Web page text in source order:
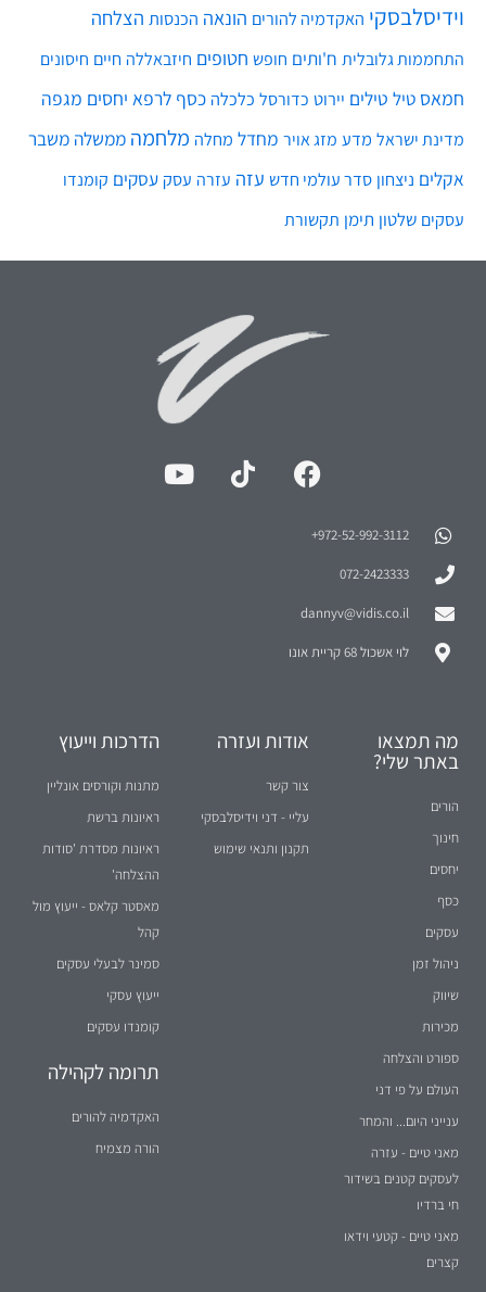
וידיסלבסקי האקדמיה להורים הונאה הכנסות הצלחה
התחממות גלובלית ח'ותים חופש חטופים חיזבאללה חיים חיסונים
חמאס טיל טילים יירוט כדורסל כלכלה כסף לרפא יחסים מגפה
מדינת ישראל מדע מזג אויר מחדל מחלה מלחמה ממשלה משבר
אקלים ניצחון סדר עולמי חדש עזה עזרה עסק עסקים קומנדו
עסקים שלטון תימן תקשורת
972-52-992-3112⁩+
072-2423333
dannyv@vidis.co.il
לוי אשכול 68 קריית אונו
מה תמצאו
באתר שלי?
הורים
חינוך
יחסים
כסף
עסקים
ניהול זמן
שיווק
מכירות
ספורט והצלחה
העולם על פי דני
ענייני היום... והמחר
מאני טיים - עזרה
לעסקים קטנים בשידור
חי ברדיו
מאני טיים - קטעי וידאו
קצרים
אודות ועזרה
צור קשר
עליי - דני וידיסלבסקי
תקנון ותנאי שימוש
הדרכות וייעוץ
מתנות וקורסים אונליין
ראיונות ברשת
ראיונות מסדרת 'סודות
ההצלחה'
מאסטר קלאס - ייעוץ מול
קהל
סמינר לבעלי עסקים
ייעוץ עסקי
קומנדו עסקים
תרומה לקהילה
האקדמיה להורים
הורה מצמיח